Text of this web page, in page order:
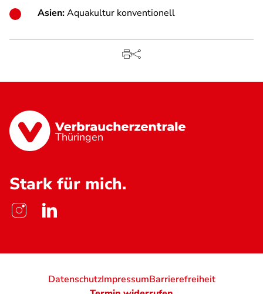
Asien:Aquakultur konventionell
Thüringen
Stark für mich.
DatenschutzImpressumBarrierefreiheit